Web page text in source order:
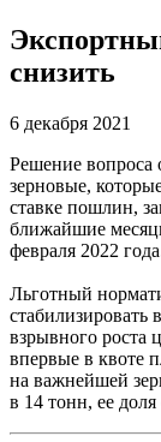
снизить
6 декабря 2021
Решение
зерновые,
ставке пошлин,
ближайшие
февраля 2022
Льготный
стабилизировать
взрывного роста
впервые в квоте
на важнейшей
в 14 тонн, ее